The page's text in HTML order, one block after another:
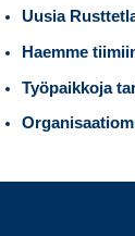
Uusia
Haemme
Työpaikkoja